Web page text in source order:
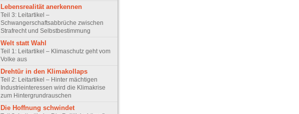
Lebensrealität anerkennen
Teil 3: Leitartikel –
Schwangerschaftsabbrüche zwischen
Strafrecht und Selbstbestimmung
Welt statt Wahl
Teil 1: Leitartikel – Klimaschutz geht vom
Volke aus
Drehtür in den Klimakollaps
Teil 2: Leitartikel – Hinter mächtigen
Industrieinteressen wird die Klimakrise
zum Hintergrundrauschen
Die Hoffnung schwindet